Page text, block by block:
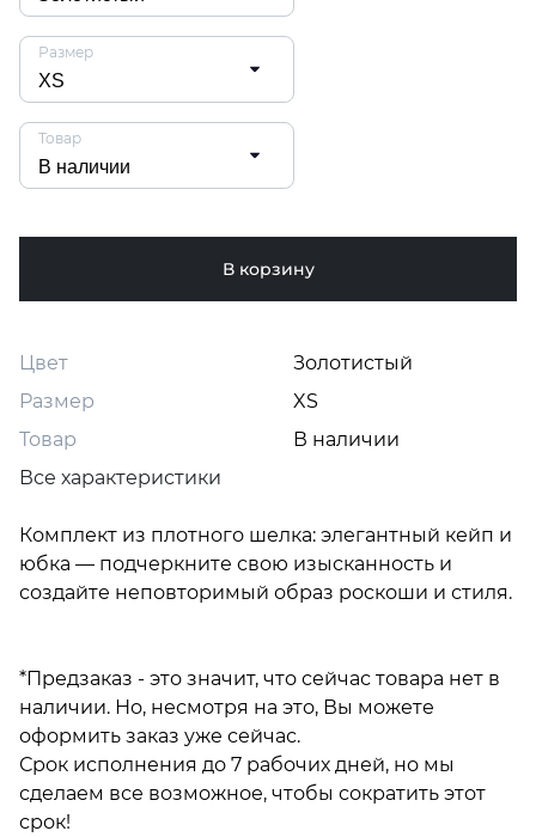
Размер
Товар
В корзину
Цвет
Золотистый
Размер
XS
Товар
В наличии
Все характеристики
Комплект из плотного шелка: элегантный кейп и
юбка — подчеркните свою изысканность и
создайте неповторимый образ роскоши и стиля.
*Предзаказ - это значит, что сейчас товара нет в
наличии. Но, несмотря на это, Вы можете
оформить заказ уже сейчас.
Срок исполнения до 7 рабочих дней, но мы
сделаем все возможное, чтобы сократить этот
срок!